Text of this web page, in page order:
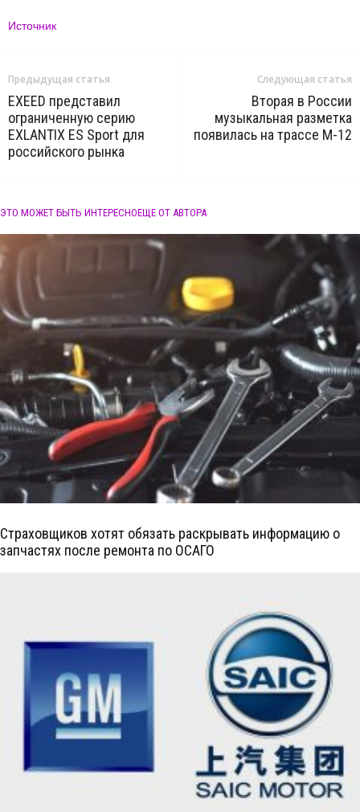
Источник
Предыдущая статья
EXEED представил
ограниченную серию
EXLANTIX ES Sport для
российского рынка
Следующая статья
Вторая в России
музыкальная разметка
появилась на трассе М-12
ЭТО МОЖЕТ БЫТЬ ИНТЕРЕСНОЕЩЕ ОТ АВТОРА
Страховщиков хотят обязать раскрывать информацию о
запчастях после ремонта по ОСАГО